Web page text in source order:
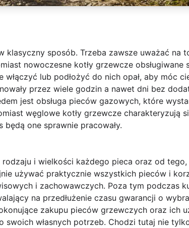
sposób. Trzeba zawsze uważać na
nowoczesne kotły grzewcze obsługiwane
lub podłożyć do nich opał, aby móc
przez wiele godzin a nawet dni bez
jest obsługa pieców gazowych, które
węglowe kotły grzewcze charakteryzują
one sprawnie pracowały.
i wielkości każdego pieca oraz od
używać praktycznie wszystkich pieców i
i zachowawczych. Poza tym podczas
na przedłużenie czasu gwarancji o
zakupu pieców grzewczych oraz ich
własnych potrzeb. Chodzi tutaj nie